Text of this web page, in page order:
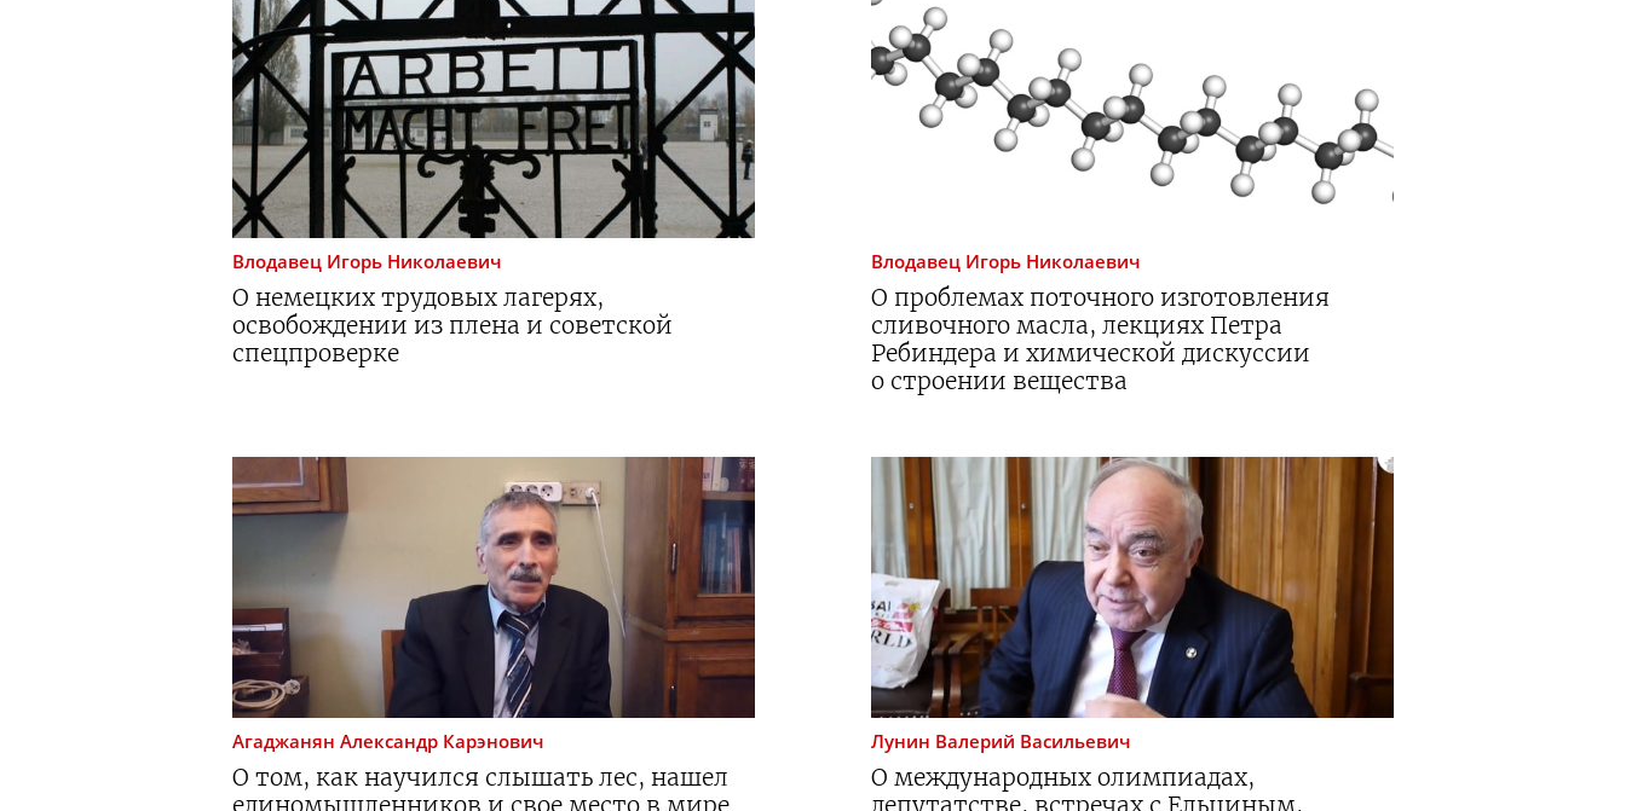
Влодавец Игорь Николаевич
О немецких трудовых лагерях,
освобождении из плена и советской
спецпроверке
Влодавец Игорь Николаевич
О проблемах поточного изготовления
сливочного масла, лекциях Петра
Ребиндера и химической дискуссии
о строении вещества
Агаджанян Александр Карэнович
О том, как научился слышать лес, нашел
единомышленников и свое место в мире
Лунин Валерий Васильевич
О международных олимпиадах,
депутатстве, встречах с Ельциным,